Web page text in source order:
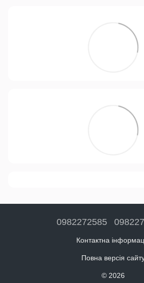
0982272585
Контактна
Повна версія
© 2026